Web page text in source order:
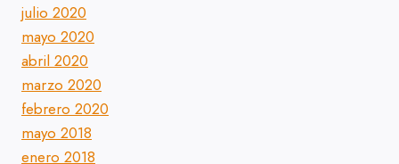
julio 2020
mayo 2020
abril 2020
marzo 2020
febrero 2020
mayo 2018
enero 2018